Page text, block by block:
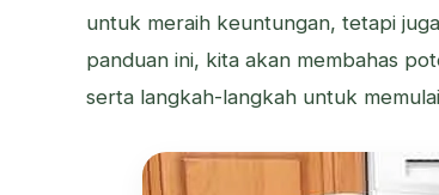
untuk meraih keuntungan, tetapi
panduan ini, kita akan membahas
serta langkah-langkah untuk